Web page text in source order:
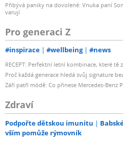
Přibývá paniky na dovolené: Vnuka paní
varují
Pro generaci Z
#inspirace #wellbeing #news
RECEPT: Perfektní letní kombinace, které
Proč každá generace hledá svůj signature
Září patří módě: Co přinese Mercedes-Benz
Zdraví
Podpořte dětskou imunitu
vším pomůže rýmovník